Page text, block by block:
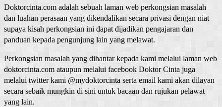
Doktorcinta.com adalah sebuah laman web perkongsian masalah
dan luahan perasaan yang dikendalikan secara privasi dengan niat
supaya kisah perkongsian ini dapat dijadikan pengajaran dan
panduan kepada pengunjung lain yang melawat.
Perkongsian masalah yang dihantar kepada kami melalui laman web
doktorcinta.com ataupun melalui facebook Doktor Cinta juga
melalui twitter kami @mydoktorcinta serta email kami akan dilayan
secara sebaik mungkin di sini untuk bacaan dan rujukan pelawat
yang lain.